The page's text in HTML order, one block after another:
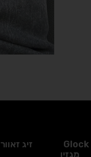
זיג זאוור
מגזין